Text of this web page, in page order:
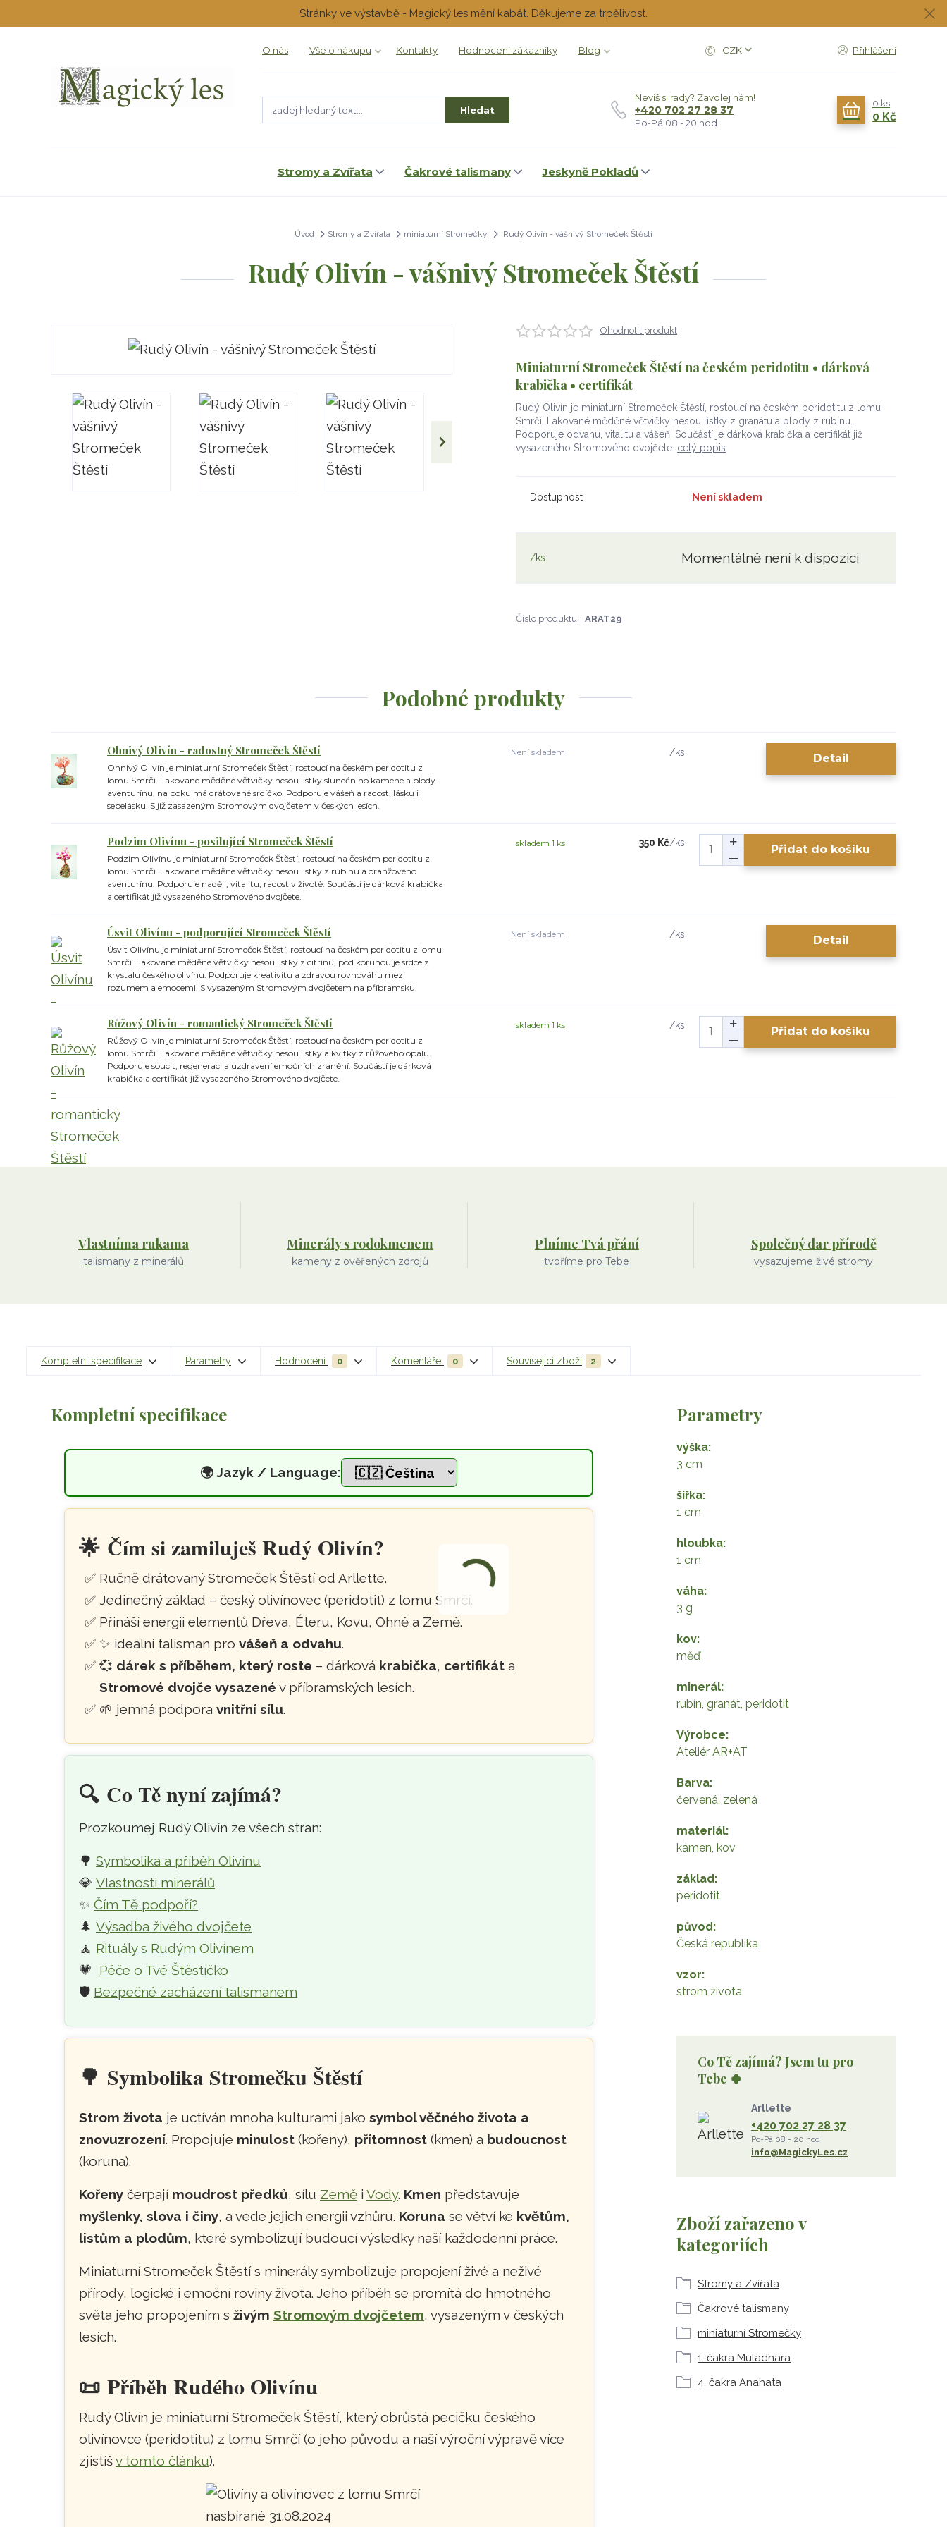
Stránky ve výstavbě - Magický les mění kabát. Děkujeme za trpělivost.
O nás Vše o nákupu Kontakty Hodnocení zákazníky Blog CZK Přihlášení
Hledat
Nevíš si rady? Zavolej nám!
+420 702 27 28 37
Po-Pá 08 - 20 hod
0 ks
0 Kč
Stromy a Zvířata Čakrové talismany Jeskyně Pokladů
Úvod Stromy a Zvířata miniaturní Stromečky Rudý Olivín - vášnivý Stromeček Štěstí
Rudý Olivín - vášnivý Stromeček Štěstí
Ohodnotit produkt
Miniaturní Stromeček Štěstí na českém peridotitu • dárková
krabička • certifikát
Rudý Olivín je miniaturní Stromeček Štěstí, rostoucí na českém peridotitu z lomu
Smrčí. Lakované měděné větvičky nesou lístky z granátu a plody z rubínu.
Podporuje odvahu, vitalitu a vášeň. Součástí je dárková krabička a certifikát již
vysazeného Stromového dvojčete. celý popis
Dostupnost Není skladem
/ks Momentálně není k dispozici
Číslo produktu: ARAT29
Podobné produkty
Ohnivý Olivín - radostný Stromeček Štěstí
Ohnivý Olivín je miniaturní Stromeček Štěstí, rostoucí na českém peridotitu z
lomu Smrčí. Lakované měděné větvičky nesou lístky slunečního kamene a plody
aventurínu, na boku má drátované srdíčko. Podporuje vášeň a radost, lásku i
sebelásku. S již zasazeným Stromovým dvojčetem v českých lesích.
/ks
Není skladem Detail
Podzim Olivínu - posilující Stromeček Štěstí
Podzim Olivínu je miniaturní Stromeček Štěstí, rostoucí na českém peridotitu z
lomu Smrčí. Lakované měděné větvičky nesou lístky z rubínu a oranžového
aventurínu. Podporuje naději, vitalitu, radost v životě. Součástí je dárková krabička
a certifikát již vysazeného Stromového dvojčete.
350 Kč/ks
skladem 1 ks Přidat do košíku
Úsvit Olivínu - podporující Stromeček Štěstí
Úsvit Olivínu je miniaturní Stromeček Štěstí, rostoucí na českém peridotitu z lomu
Smrčí. Lakované měděné větvičky nesou lístky z citrínu, pod korunou je srdce z
krystalu českého olivínu. Podporuje kreativitu a zdravou rovnováhu mezi
rozumem a emocemi. S vysazeným Stromovým dvojčetem na příbramsku.
/ks
Není skladem Detail
Růžový Olivín - romantický Stromeček Štěstí
Růžový Olivín je miniaturní Stromeček Štěstí, rostoucí na českém peridotitu z
lomu Smrčí. Lakované měděné větvičky nesou lístky a kvítky z růžového opálu.
Podporuje soucit, regeneraci a uzdravení emočních zranění. Součástí je dárková
krabička a certifikát již vysazeného Stromového dvojčete.
/ks
skladem 1 ks Přidat do košíku
Vlastníma rukama
talismany z minerálů
Minerály s rodokmenem
kameny z ověřených zdrojů
Plníme Tvá přání
tvoříme pro Tebe
Společný dar přírodě
vysazujeme živé stromy
Kompletní specifikace Parametry Hodnocení 0 Komentáře 0 Související zboží 2
Kompletní specifikace
🌍 Jazyk / Language:
Strom Života s granátem a českým peridotitem – miniaturní Stromeček
🌟 Čím si zamiluješ Rudý Olivín?
Ručně drátovaný Stromeček Štěstí od Arllette.
Jedinečný základ – český olivínovec (peridotit) z lomu Smrčí.
Přináší energii elementů Dřeva, Éteru, Kovu, Ohně a Země.
✨ ideální talisman pro vášeň a odvahu.
💞 dárek s příběhem, který roste – dárková krabička, certifikáta
Stromové dvojče vysazené v příbramských lesích.
🌱 jemná podpora vnitřní sílu.
🔍️ Co Tě nyní zajímá?
Prozkoumej Rudý Olivín ze všech stran:
🌳 Symbolika a příběh Olivínu
💎 Vlastnosti minerálů
✨ Čím Tě podpoří?
🌲 Výsadba živého dvojčete
🧘 Rituály s Rudým Olivínem
💗 Péče o Tvé Štěstíčko
🛡️ Bezpečné zacházení talismanem
🌳 Symbolika Stromečku Štěstí
Strom života je uctíván mnoha kulturami jako symbol věčného života a
znovuzrození. Propojuje minulost (kořeny), přítomnost (kmen) a budoucnost
(koruna).
Kořeny čerpají moudrost předků, sílu Země i Vody. Kmen představuje
myšlenky, slova i činy, a vede jejich energii vzhůru. Koruna se větví ke květům,
listům a plodům, které symbolizují budoucí výsledky naší každodenní práce.
Miniaturní Stromeček Štěstí s minerály symbolizuje propojení živé a neživé
přírody, logické i emoční roviny života. Jeho příběh se promítá do hmotného
světa jeho propojením s živým Stromovým dvojčetem, vysazeným v českých
lesích.
📜 Příběh Rudého Olivínu
Rudý Olivín je miniaturní Stromeček Štěstí, který obrůstá pecičku českého
olivínovce (peridotitu) z lomu Smrčí (o jeho původu a naší výroční výpravě více
zjistíšv tomto článku).
Parametry
výška
3 cm
šířka
1 cm
hloubka
1 cm
váha
3 g
kov
měď
minerál
rubín, granát, peridotit
Výrobce
Ateliér AR+AT
Barva
červená, zelená
materiál
kámen, kov
základ
peridotit
původ
Česká republika
vzor
strom života
Zboží zařazeno v
kategoriích
Stromy a Zvířata
Čakrové talismany
miniaturní Stromečky
1. čakra Muladhara
4. čakra Anahata
Co Tě zajímá? Jsem tu pro
Tebe 🍀
Arllette
+420 702 27 28 37
Po-Pá 08 - 20 hod
info@MagickyLes.cz